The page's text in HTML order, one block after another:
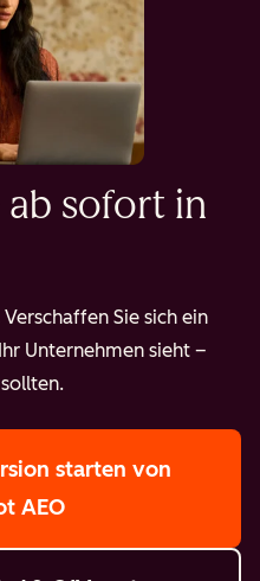
ab sofort in
Sie sich ein
Unternehmen sieht –
starten von
AEO